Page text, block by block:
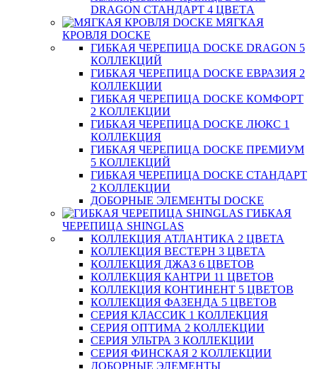
DRAGON СТАНДАРТ 4 ЦВЕТA
МЯГКАЯ
КРОВЛЯ DOCKE
ГИБКАЯ ЧЕРЕПИЦА DOCKE DRAGON 5
КОЛЛЕКЦИЙ
ГИБКАЯ ЧЕРЕПИЦА DOCKE ЕВРАЗИЯ 2
КОЛЛЕКЦИИ
ГИБКАЯ ЧЕРЕПИЦА DOCKE КОМФОРТ
2 КОЛЛЕКЦИИ
ГИБКАЯ ЧЕРЕПИЦА DOCKE ЛЮКС 1
КОЛЛЕКЦИЯ
ГИБКАЯ ЧЕРЕПИЦА DOCKE ПРЕМИУМ
5 КОЛЛЕКЦИЙ
ГИБКАЯ ЧЕРЕПИЦА DOCKE СТАНДАРТ
2 КОЛЛЕКЦИИ
ДОБОРНЫЕ ЭЛЕМЕНТЫ DOCKE
ГИБКАЯ
ЧЕРЕПИЦА SHINGLAS
КОЛЛЕКЦИЯ АТЛАНТИКА 2 ЦВЕТА
КОЛЛЕКЦИЯ ВЕСТЕРН 3 ЦВЕТА
КОЛЛЕКЦИЯ ДЖАЗ 6 ЦВЕТОВ
КОЛЛЕКЦИЯ КАНТРИ 11 ЦВЕТОВ
КОЛЛЕКЦИЯ КОНТИНЕНТ 5 ЦВЕТОВ
КОЛЛЕКЦИЯ ФАЗЕНДА 5 ЦВЕТОВ
СЕРИЯ КЛАССИК 1 КОЛЛЕКЦИЯ
СЕРИЯ ОПТИМА 2 КОЛЛЕКЦИИ
СЕРИЯ УЛЬТРА 3 КОЛЛЕКЦИИ
СЕРИЯ ФИНСКАЯ 2 КОЛЛЕКЦИИ
ДОБОРНЫЕ ЭЛЕМЕНТЫ